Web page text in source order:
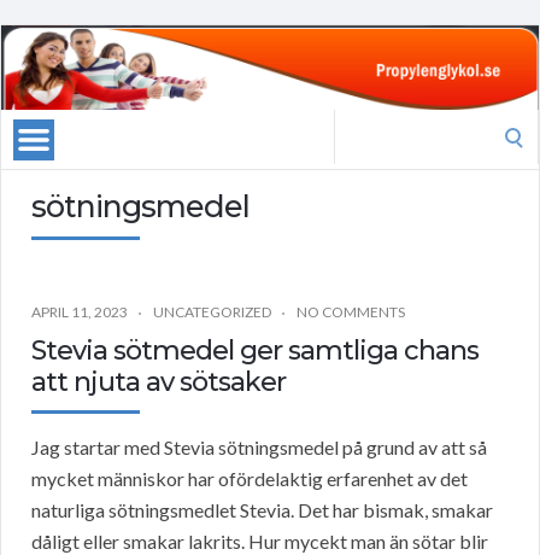
sötningsmedel
APRIL 11, 2023 UNCATEGORIZED NO COMMENTS
Stevia sötmedel ger samtliga chans
att njuta av sötsaker
Jag startar med Stevia sötningsmedel på grund av att så
mycket människor har ofördelaktig erfarenhet av det
naturliga sötningsmedlet Stevia. Det har bismak, smakar
dåligt eller smakar lakrits. Hur mycekt man än sötar blir